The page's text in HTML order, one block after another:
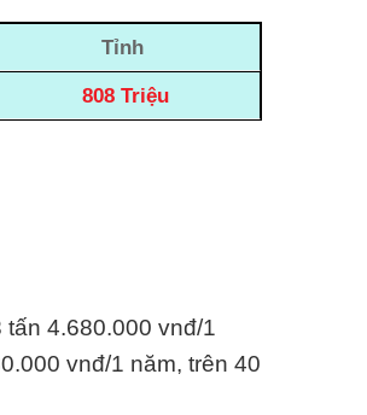
Tỉnh
808 Triệu
4.680.000 vnđ/1
vnđ/1 năm, trên 40